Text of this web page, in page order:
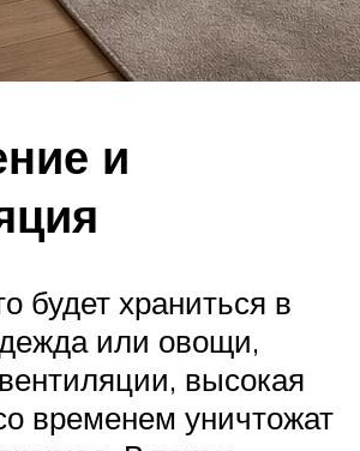
и
будет храниться в
или овощи,
высокая
временем уничтожат